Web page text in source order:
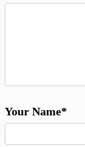
Your Name*